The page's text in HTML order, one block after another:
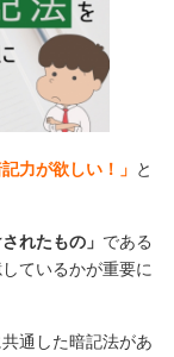
記力が欲しい！」 と
れたもの」 である
ているかが重要に
通した暗記法があ